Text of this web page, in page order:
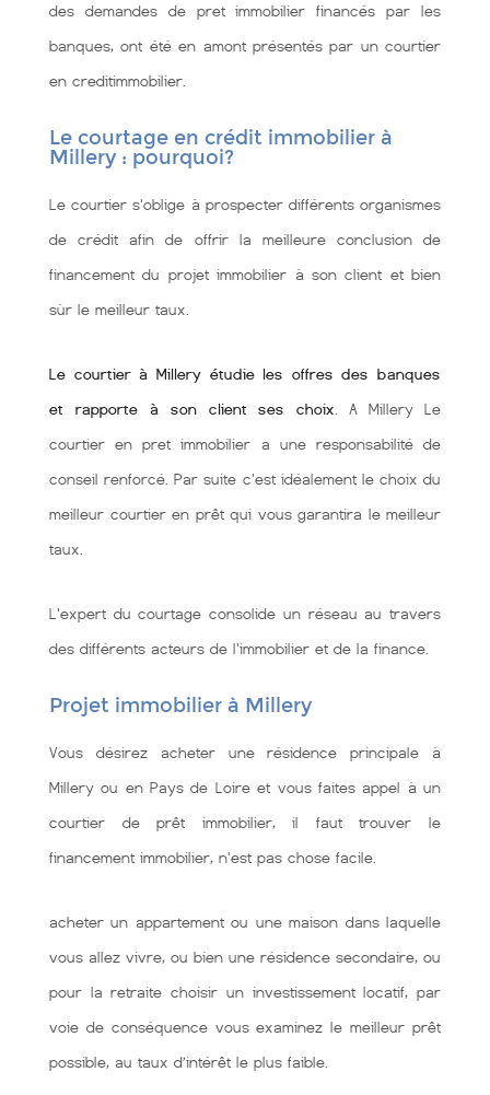
des demandes de pret immobilier financés par les
banques, ont été en amont présentés par un courtier
en creditimmobilier.
Le courtage en crédit immobilier à
Millery : pourquoi?
Le courtier s'oblige à prospecter différents organismes
de crédit afin de offrir la meilleure conclusion de
financement du projet immobilier à son client et bien
sùr le meilleur taux.
Le courtier à Millery étudie les offres des banques
et rapporte à son client ses choix . A Millery Le
courtier en pret immobilier a une responsabilité de
conseil renforcé. Par suite c'est idéalement le choix du
meilleur courtier en prêt qui vous garantira le meilleur
taux.
L'expert du courtage consolide un réseau au travers
des différents acteurs de l'immobilier et de la finance.
Projet immobilier à Millery
Vous désirez acheter une résidence principale à
Millery ou en Pays de Loire et vous faites appel à un
courtier de prêt immobilier, il faut trouver le
financement immobilier, n'est pas chose facile.
acheter un appartement ou une maison dans laquelle
vous allez vivre, ou bien une résidence secondaire, ou
pour la retraite choisir un investissement locatif, par
voie de conséquence vous examinez le meilleur prêt
possible, au taux d’intérêt le plus faible.